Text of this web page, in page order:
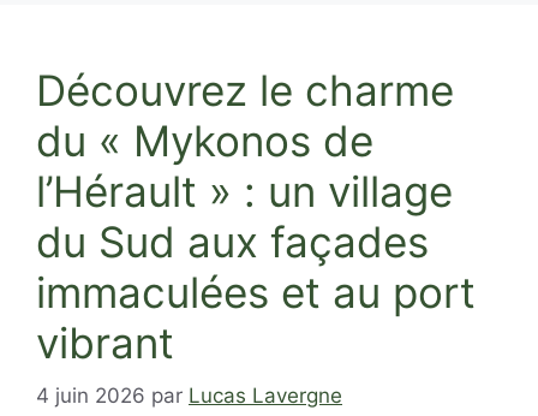
Découvrez le charme
du « Mykonos de
l’Hérault » : un village
du Sud aux façades
immaculées et au port
vibrant
4 juin 2026 par Lucas Lavergne